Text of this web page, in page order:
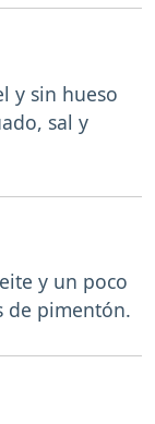
y sin hueso
sal y
y un poco
de pimentón.